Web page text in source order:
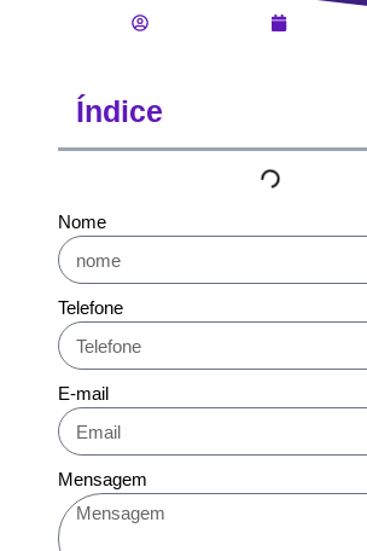
Índice
Nome
Telefone
E-mail
Mensagem